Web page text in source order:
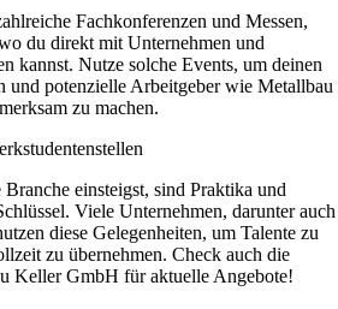
Fachkonferenzen und Messen,
du direkt mit Unternehmen und
kannst. Nutze solche Events, um deinen
und potenzielle Arbeitgeber wie Metallbau
zu machen.
einsteigst, sind Praktika und
Viele Unternehmen, darunter auch
diese Gelegenheiten, um Talente zu
zu übernehmen. Check auch die
Keller GmbH für aktuelle Angebote!